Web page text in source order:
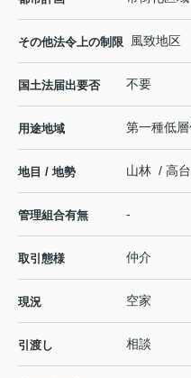
その他法令上の制限 風致地区
国土法届出要否 不要
用途地域 第一種低
地目 / 地勢 山林 / 高台
管理組合有無 -
取引態様 仲介
現況 空家
引渡し 相談